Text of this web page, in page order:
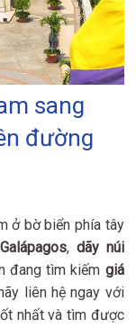
sang
đường
ở bờ biển phía tây
, dãy núi
đang tìm kiếm giá
liên hệ ngay với
nhất và tìm được